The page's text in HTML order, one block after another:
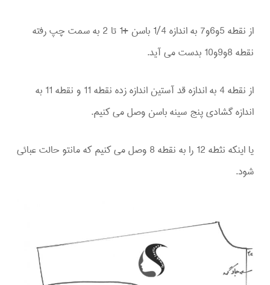
از نقطه 5و6و7 به اندازه 1/4 باسن +1 تا 2 به سمت چپ رفته
نقطه 8و9و10 بدست می آید.
از نقطه 4 به اندازه قد آستین اندازه زده نقطه 11 و نقطه 11 به
اندازه گشادی پنج سینه باسن وصل می کنیم.
یا اینکه نثطه 12 را به نقطه 8 وصل می کنیم که مانتو حالت عبائی
شود.